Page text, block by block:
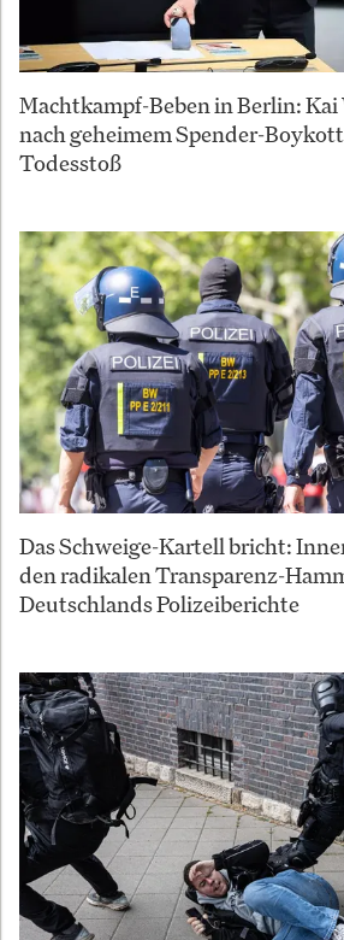
Machtkampf-Beben in Berlin: Kai
nach geheimem Spender-
Todesstoß
Das Schweige-Kartell bricht:
den radikalen Transparenz-
Deutschlands Polizeiberichte